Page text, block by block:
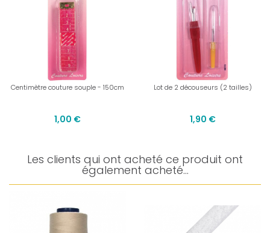
Centimètre couture souple - 150cm
1,00 €
Lot de 2 découseurs (2 tailles)
1,90 €
Les clients qui ont acheté ce produit ont
également acheté...